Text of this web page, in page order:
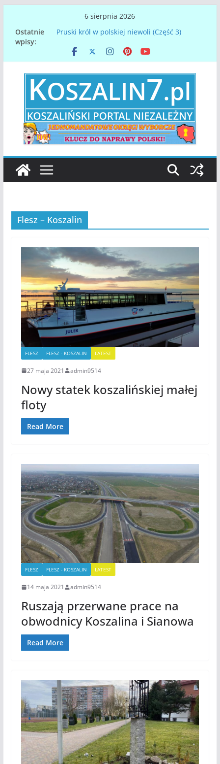
treści
6 sierpnia 2026
Ostatnie
wpisy:
Pruski król w polskiej niewoli (Część 3)
Koszalina na Pomorzu
Denar spod Koszalina – najstarsza polska
moneta
Gdy orły nasze lotem błyskawicy, spadną u
dawnej Chrobrego granicy…
Zmarł Mirosław Mikietyński, prezydent
Koszalina
Flesz – Koszalin
FLESZ FLESZ - KOSZALIN LATEST
27 maja 2021 admin9514
Nowy statek koszalińskiej małej
floty
Read More
FLESZ FLESZ - KOSZALIN LATEST
14 maja 2021 admin9514
Ruszają przerwane prace na
obwodnicy Koszalina i Sianowa
Read More